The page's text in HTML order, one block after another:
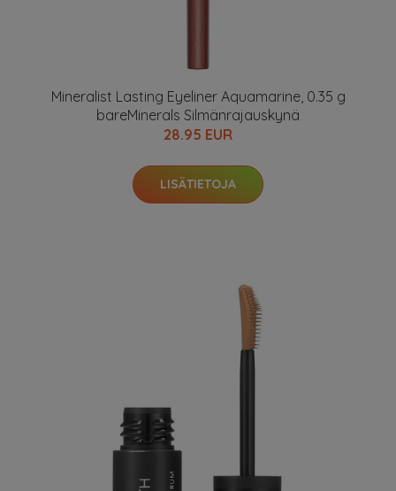
Mineralist Lasting Eyeliner Aquamarine, 0.35 g
bareMinerals Silmänrajauskynä
28.95 EUR
LISÄTIETOJA